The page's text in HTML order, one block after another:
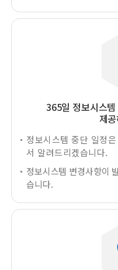
365일 정보시스
제
정보시스템 중단 일정
서 알려드리겠습니다.
정보시스템 변경사항이
습니다.